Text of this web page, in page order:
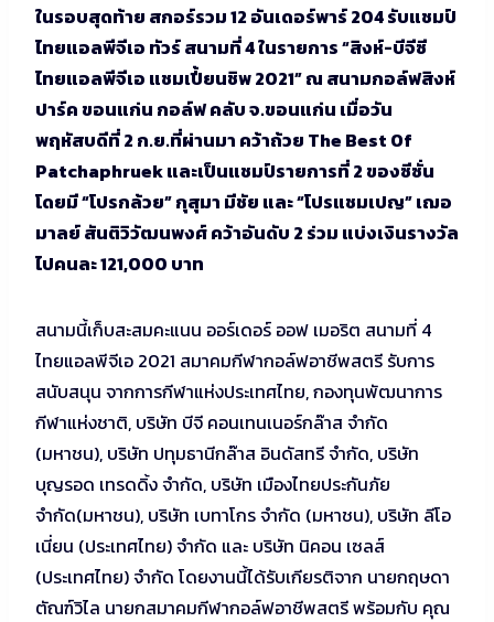
ในรอบสุดท้าย สกอร์รวม 12 อันเดอร์พาร์ 204 รับแชมป์
ไทยแอลพีจีเอ ทัวร์ สนามที่ 4 ในรายการ “สิงห์-บีจีซี
ไทยแอลพีจีเอ แชมเปี้ยนชิพ 2021” ณ สนามกอล์ฟสิงห์
ปาร์ค ขอนแก่น กอล์ฟ คลับ จ.ขอนแก่น เมื่อวัน
พฤหัสบดีที่ 2 ก.ย.ที่ผ่านมา คว้าถ้วย The Best Of
Patchaphruek และเป็นแชมป์รายการที่ 2 ของซีซั่น
โดยมี “โปรกล้วย” กุสุมา มีชัย และ “โปรแชมเปญ” เฌอ
มาลย์ สันติวิวัฒนพงศ์ คว้าอันดับ 2 ร่วม แบ่งเงินรางวัล
ไปคนละ 121,000 บาท
สนามนี้เก็บสะสมคะแนน ออร์เดอร์ ออฟ เมอริต สนามที่ 4
ไทยแอลพีจีเอ 2021 สมาคมกีฬากอล์ฟอาชีพสตรี รับการ
สนับสนุน จากการกีฬาแห่งประเทศไทย, กองทุนพัฒนาการ
กีฬาแห่งชาติ, บริษัท บีจี คอนเทนเนอร์กล๊าส จำกัด
(มหาชน), บริษัท ปทุมธานีกล๊าส อินดัสทรี จำกัด, บริษัท
บุญรอด เทรดดิ้ง จำกัด, บริษัท เมืองไทยประกันภัย
จำกัด(มหาชน), บริษัท เบทาโกร จำกัด (มหาชน), บริษัท ลีโอ
เนี่ยน (ประเทศไทย) จำกัด และ บริษัท นิคอน เซลส์
(ประเทศไทย) จำกัด โดยงานนี้ได้รับเกียรติจาก นายกฤษดา
ตัณฑ์วิไล นายกสมาคมกีฬากอล์ฟอาชีพสตรี พร้อมกับ คุณ